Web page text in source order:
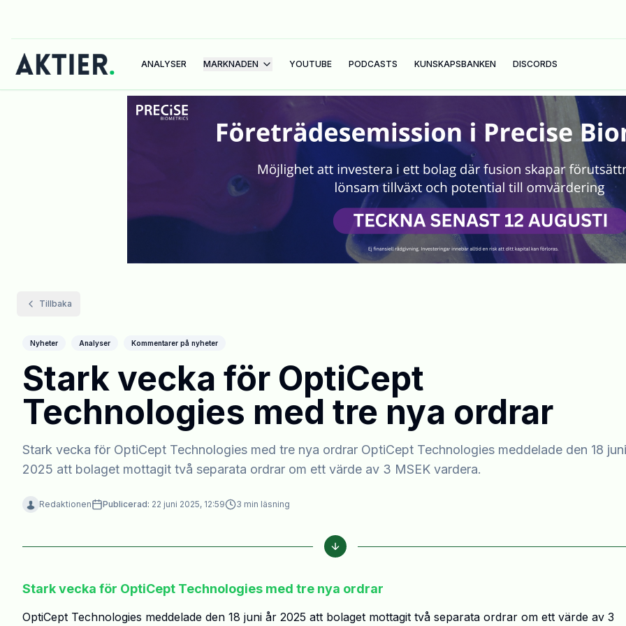
ANALYSER MARKNADEN YOUTUBE PODCASTS KUNSKAPSBANKEN DISCORDS
Tillbaka
Nyheter Analyser Kommentarer på nyheter
Stark vecka för OptiCept
Technologies med tre nya ordrar
Stark vecka för OptiCept Technologies med tre nya ordrar OptiCept Technologies meddelade den 18
2025 att bolaget mottagit två separata ordrar om ett värde av 3 MSEK vardera.
Redaktionen Publicerad: 22 juni 2025, 12:59 3 min läsning
Stark vecka för OptiCept Technologies med tre nya ordrar
OptiCept Technologies meddelade den 18 juni år 2025 att bolaget mottagit två separata ordrar om ett värde av 3